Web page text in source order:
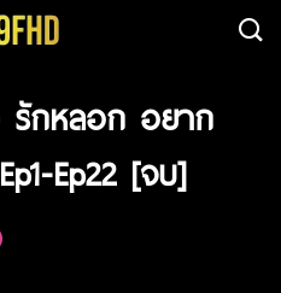
รักหลอก อยาก
Ep22 [จบ]